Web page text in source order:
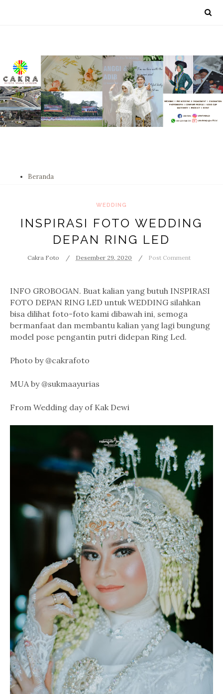
Beranda
WEDDING
INSPIRASI FOTO WEDDING
DEPAN RING LED
Cakra Foto Desember 29, 2020 Post Comment
INFO GROBOGAN. Buat kalian yang butuh INSPIRASI
FOTO DEPAN RING LED untuk WEDDING silahkan
bisa dilihat foto-foto kami dibawah ini, semoga
bermanfaat dan membantu kalian yang lagi bungung
model pose pengantin putri didepan Ring Led.
Photo by @cakrafoto
MUA by @sukmaayurias
From Wedding day of Kak Dewi